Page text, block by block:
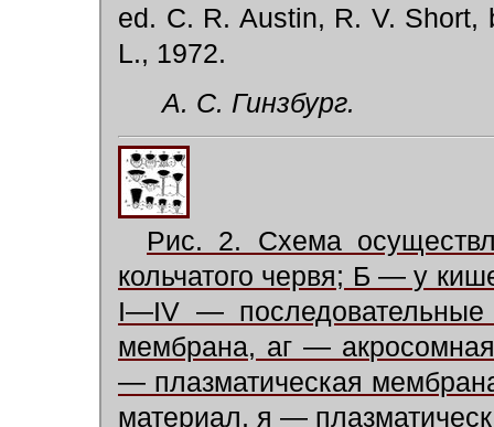
ed. C. R. Austin, R. V.
L., 1972.
А. С. Гинзбург.
Рис. 2. Схема
кольчатого червя; Б — у
I—IV —
мембрана, аг —
— плазматическая
материал, я —